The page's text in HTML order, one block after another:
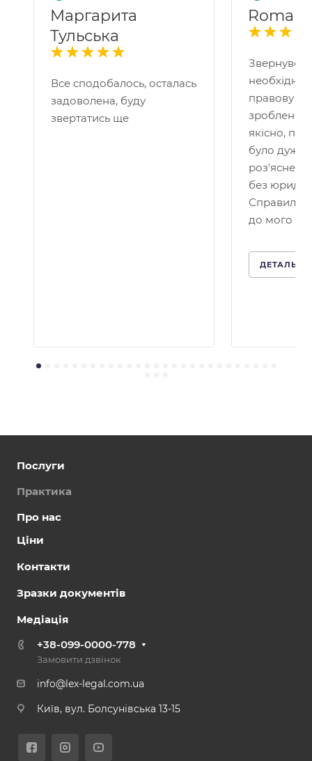
Маргарита
Тульська
Все сподобалось, осталась
задоволена, буду
звертатись ще
Roman
Звернувся
правову
зроблено
якісно,
було дуже
роз'яснено
без
Справило
до мого
Послуги
Практика
Про нас
Ціни
Контакти
Зразки документів
Медіація
+38-099-0000-778
Замовити дзвінок
info@lex-legal.com.ua
Київ, вул. Болсунівська 13-15